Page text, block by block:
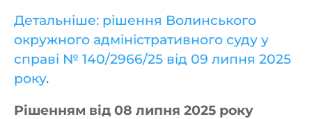
Детальніше: рішення Волинського
окружного адміністративного суду у
справі № 140/2966/25 від 09 липня 2025
року.
Рішенням від 08 липня 2025 року